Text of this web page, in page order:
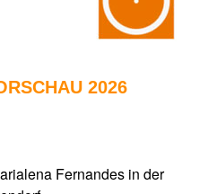
2026
Fernandes in der